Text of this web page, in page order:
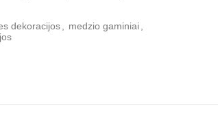
dekoracijos medzio gaminiai